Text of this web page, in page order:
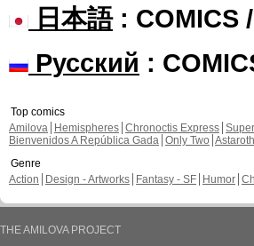
日本語: COMICS
Русский :
Top comics
Amilova
Hemispheres Chronoctis Express
Bienvenidos A República Gada Only Two
Genre
Action
Design - Artworks Fantasy - SF Humor
THE AMILOVA PROJECT